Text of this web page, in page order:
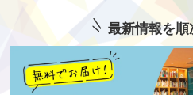
最新情報を